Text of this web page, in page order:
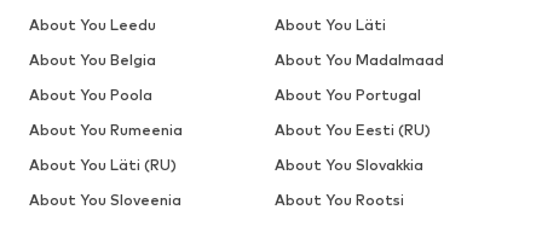
About You Leedu
About You Läti
About You Belgia
About You Madalmaad
About You Poola
About You Portugal
About You Rumeenia
About You Eesti (RU)
About You Läti (RU)
About You Slovakkia
About You Sloveenia
About You Rootsi